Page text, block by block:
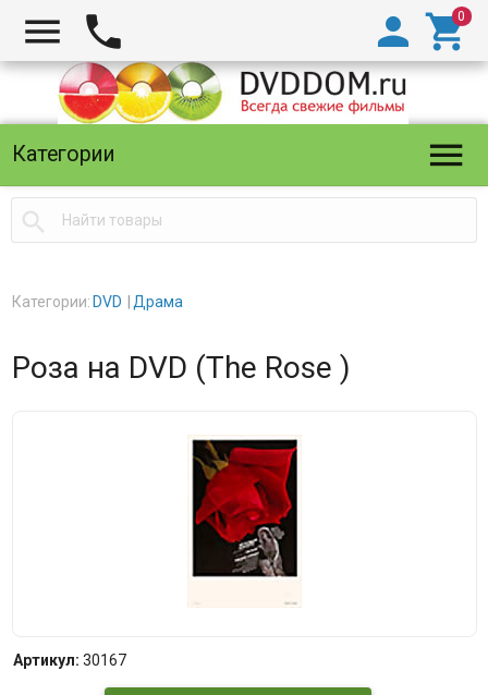
  

Категории 

Категории: DVD Драма
Роза на DVD (The Rose )
Артикул: 30167